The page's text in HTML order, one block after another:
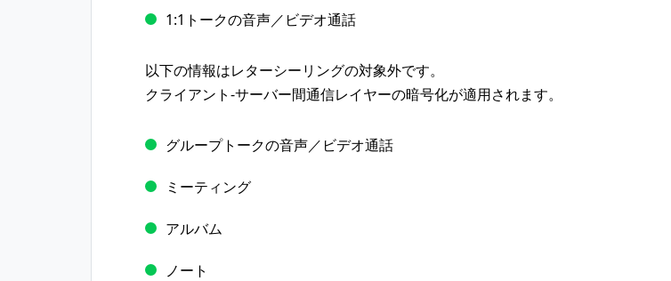
1:1トークの音声／ビデオ通話
以下の情報はレターシーリングの対象外です。
クライアント-サーバー間通信レイヤーの暗号化が適用されます。
グループトークの音声／ビデオ通話
ミーティング
アルバム
ノート